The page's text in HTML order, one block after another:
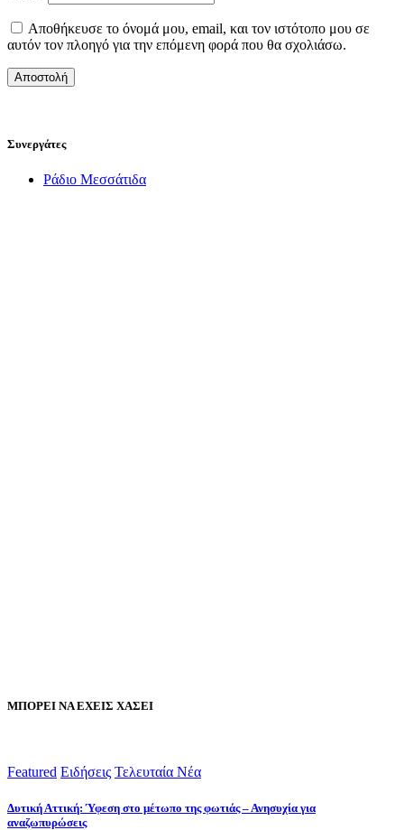
Αποθήκευσε το όνομά μου, email, και τον ιστότοπο μου σε
αυτόν τον πλοηγό για την επόμενη φορά που θα σχολιάσω.
Συνεργάτες
Ράδιο Μεσσάτιδα
ΜΠΟΡΕΙ ΝΑ ΕΧΕΙΣ ΧΑΣΕΙ
Featured Ειδήσεις Τελευταία Νέα
Δυτική Αττική: Ύφεση στο μέτωπο της φωτιάς – Ανησυχία για
αναζωπυρώσεις